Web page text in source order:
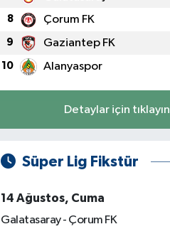
8 Çorum FK
9 Gaziantep FK
10 Alanyaspor
Detaylar için tıklayın
Süper Lig Fikstür
14 Ağustos, Cuma
Galatasaray - Çorum FK